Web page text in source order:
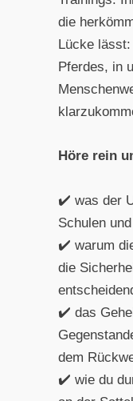
die
Lücke
Pferdes, in
Höre rein
✔️ was der
Schulen
✔️ warum
die
✔️ das
dem
✔️ wie du